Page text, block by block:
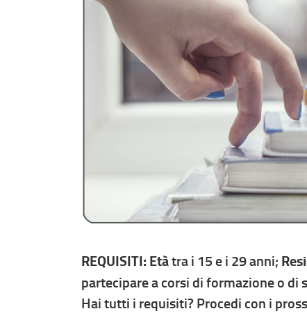
REQUISITI: Etàtra i 15 e i 29 anni;
partecipare a corsi di formazione o di
Hai tutti i requisiti? Procedi con i